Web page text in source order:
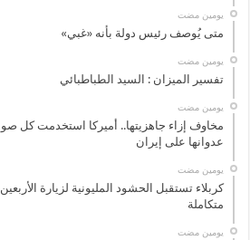
‏يومين مضت
متى يُوصف رئيس دولة بأنه «غبي»
‏يومين مضت
تفسير الميزان : السيد الطباطبائي
‏يومين مضت
مخاوف إزاء جاهزيتها.. أميركا استخدمت كل
عدوانها على إيران
‏يومين مضت
كربلاء تستقبل الحشود المليونية لزيارة
متكاملة
‏يومين مضت